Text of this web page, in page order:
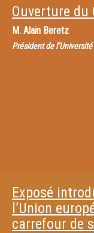
Ouverture du
M. Alain Beretz
Président de
Exposé
l’Union
carrefour de